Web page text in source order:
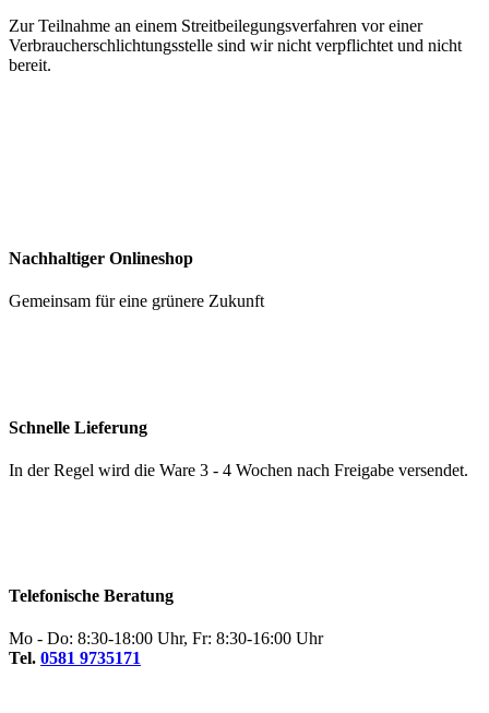
Zur Teilnahme an einem Streitbeilegungsverfahren vor einer
Verbraucherschlichtungsstelle sind wir nicht verpflichtet und nicht
bereit.
Nachhaltiger Onlineshop
Gemeinsam für eine grünere Zukunft
Schnelle Lieferung
In der Regel wird die Ware 3 - 4 Wochen nach Freigabe versendet.
Telefonische Beratung
Mo - Do: 8:30-18:00 Uhr, Fr: 8:30-16:00 Uhr
Tel. 0581 9735171